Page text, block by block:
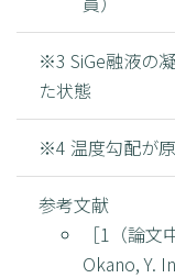
※3 SiGe融液の
た状態
※4 温度勾配が
参考文献
［1（論
Okano, Y.